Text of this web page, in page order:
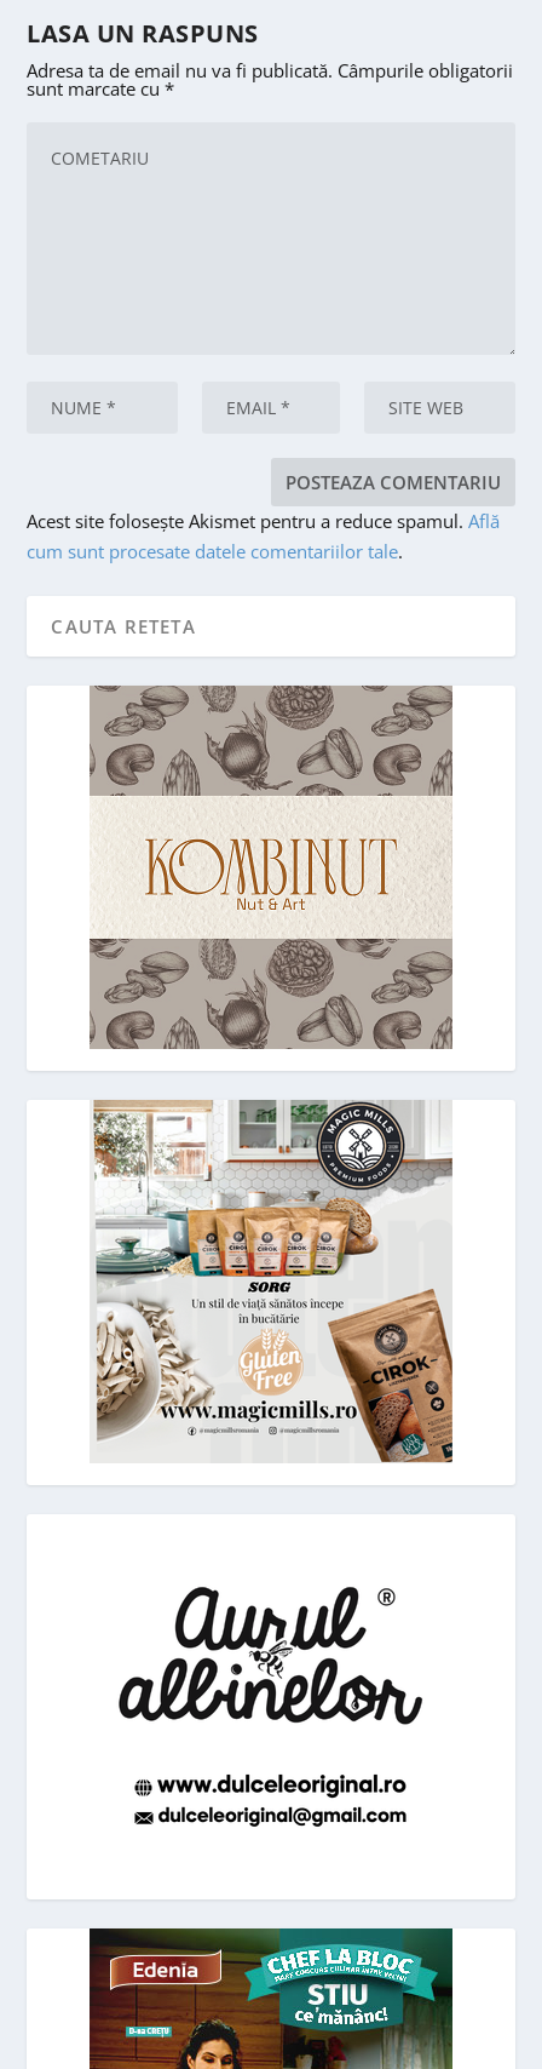
LASA UN RASPUNS
Adresa ta de email nu va fi publicată. Câmpurile obligatorii
sunt marcate cu*
Acest site folosește Akismet pentru a reduce spamul.Află
cum sunt procesate datele comentariilor tale.